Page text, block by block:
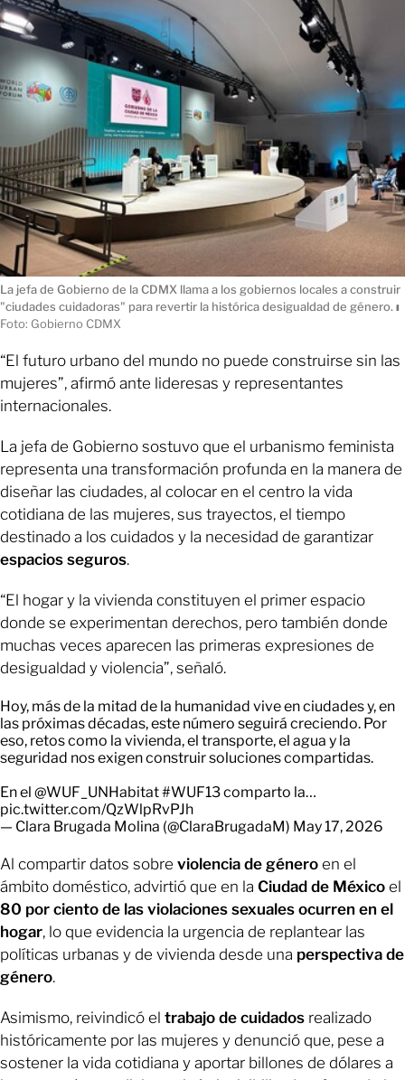
La jefa de Gobierno de la CDMX llama a los gobiernos locales a construir
"ciudades cuidadoras" para revertir la histórica desigualdad de género.ı
Foto: Gobierno CDMX
“El futuro urbano del mundo no puede construirse sin las
mujeres”, afirmó ante lideresas y representantes
internacionales.
La jefa de Gobierno sostuvo que el urbanismo feminista
representa una transformación profunda en la manera de
diseñar las ciudades, al colocar en el centro la vida
cotidiana de las mujeres, sus trayectos, el tiempo
destinado a los cuidados y la necesidad de garantizar
espacios seguros.
“El hogar y la vivienda constituyen el primer espacio
donde se experimentan derechos, pero también donde
muchas veces aparecen las primeras expresiones de
desigualdad y violencia”, señaló.
Hoy, más de la mitad de la humanidad vive en ciudades y, en
las próximas décadas, este número seguirá creciendo. Por
eso, retos como la vivienda, el transporte, el agua y la
seguridad nos exigen construir soluciones compartidas.
En el @WUF_UNHabitat#WUF13comparto la…
pic.twitter.com/QzWlpRvPJh
— Clara Brugada Molina (@ClaraBrugadaM) May 17, 2026
Al compartir datos sobre violencia de género en el
ámbito doméstico, advirtió que en la Ciudad de México el
80 por ciento de las violaciones sexuales ocurren en el
hogar, lo que evidencia la urgencia de replantear las
políticas urbanas y de vivienda desde una perspectiva de
género.
Asimismo, reivindicó el trabajo de cuidados realizado
históricamente por las mujeres y denunció que, pese a
sostener la vida cotidiana y aportar billones de dólares a